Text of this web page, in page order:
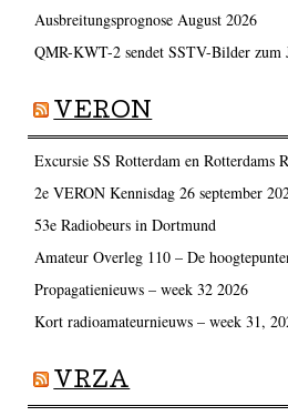
Ausbreitungsprognose August 2026
QMR-KWT-2 sendet SSTV-Bilder zum
VERON
Excursie SS Rotterdam en Rotterdams
2e VERON Kennisdag 26 september
53e Radiobeurs in Dortmund
Amateur Overleg 110 – De
Propagatienieuws – week 32 2026
Kort radioamateurnieuws – week 31,
VRZA